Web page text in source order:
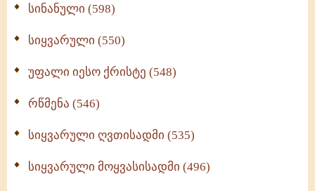
სინანული (598)
სიყვარული (550)
უფალი იესო ქრისტე (548)
რწმენა (546)
სიყვარული ღვთისადმი (535)
სიყვარული მოყვასისადმი (496)